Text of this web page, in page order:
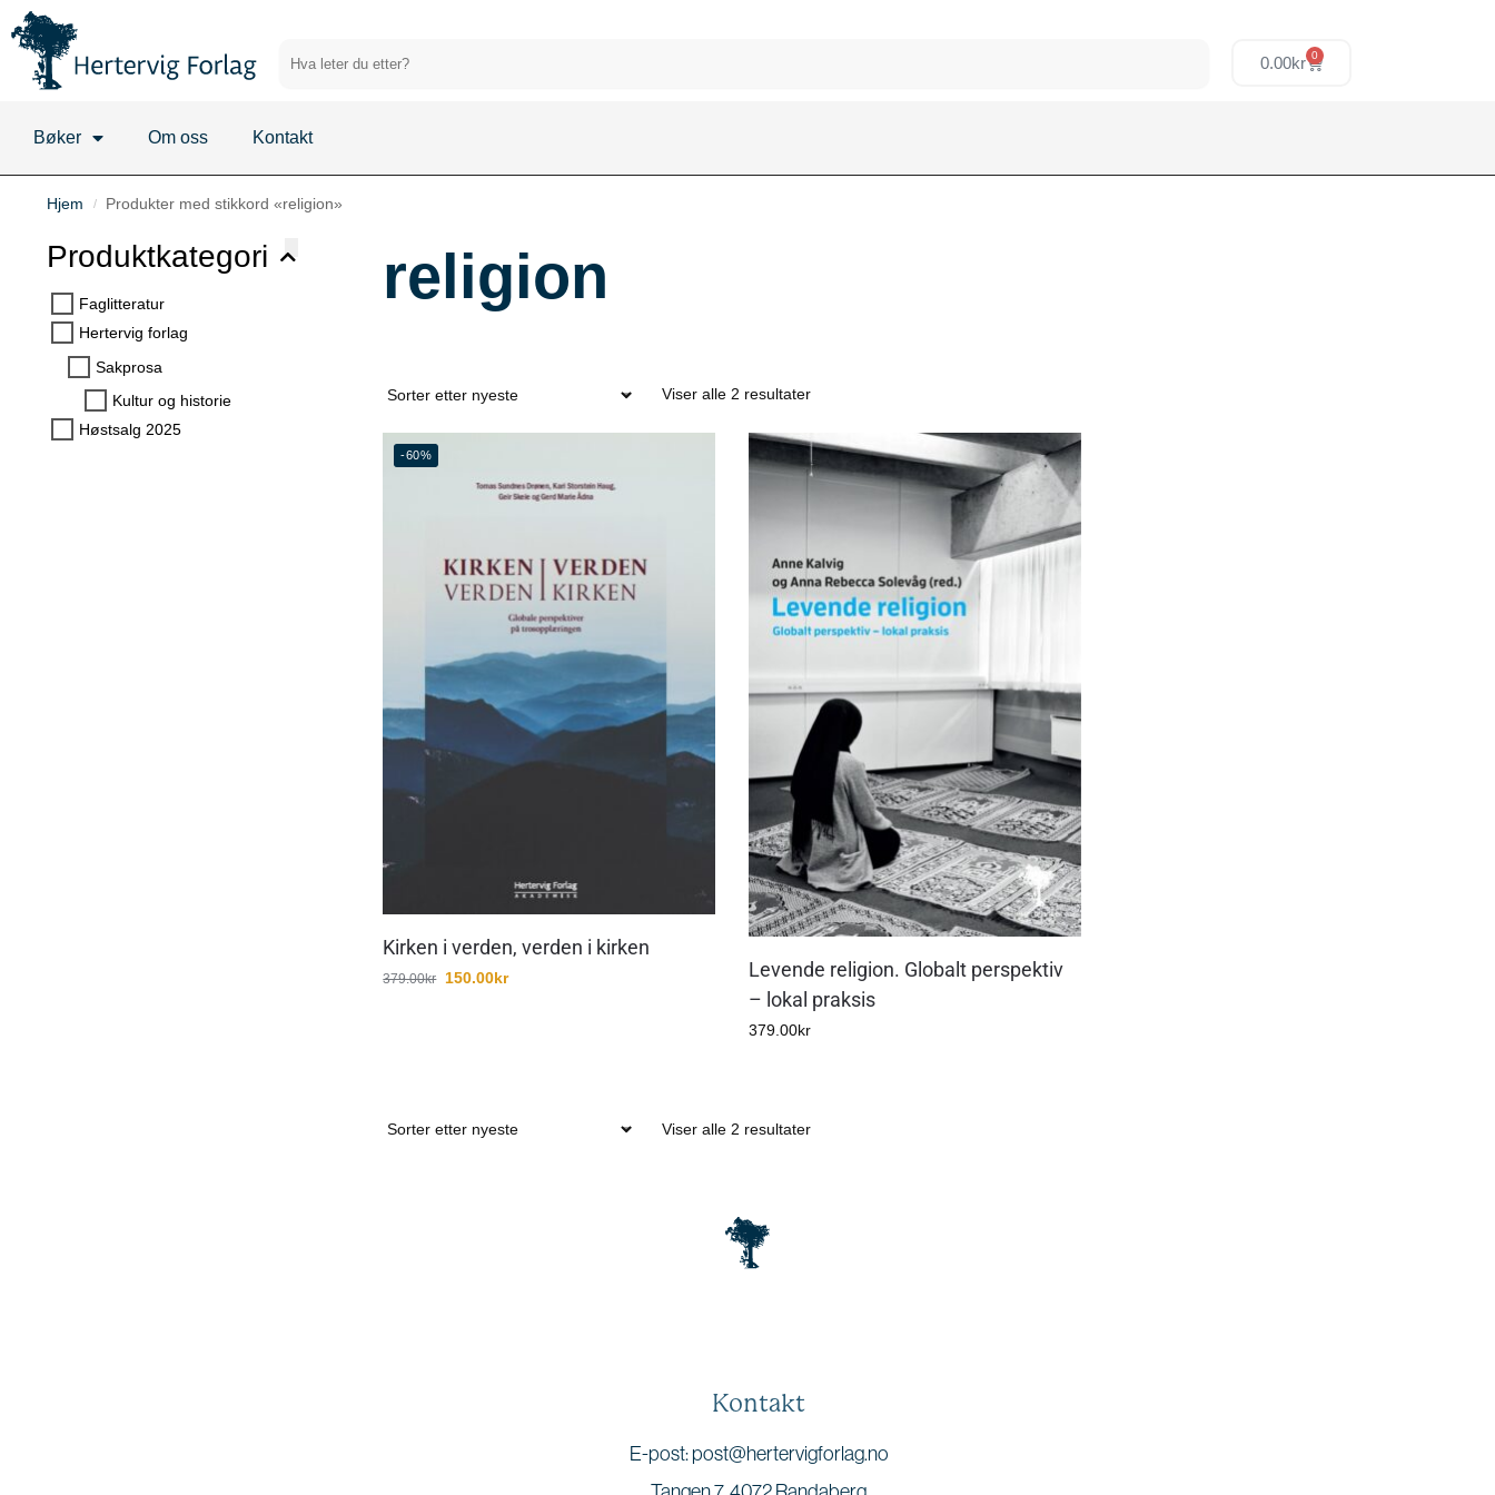
0.00kr 0
Bøker Om oss Kontakt
Hjem / Produkter med stikkord «religion»
religion
Viser alle 2 resultater
-60%
Kirken i verden, verden i kirken
379.00kr 150.00kr
Levende religion. Globalt perspektiv
– lokal praksis
379.00kr
Viser alle 2 resultater
Produktkategori
Faglitteratur
Hertervig forlag
Sakprosa
Kultur og historie
Høstsalg 2025
Kontakt
E-post: post@hertervigforlag.no